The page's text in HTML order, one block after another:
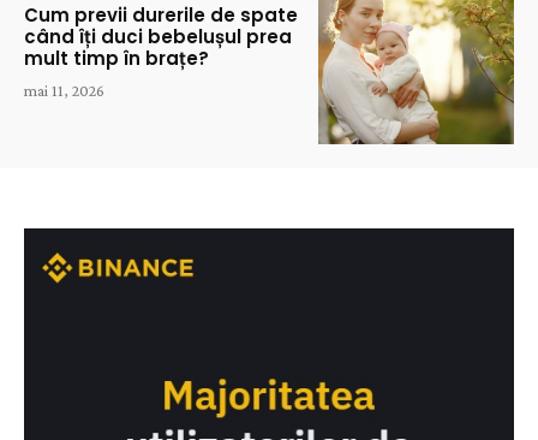
Cum previi durerile de spate
când îți duci bebelușul prea
mult timp în brațe?
mai 11, 2026